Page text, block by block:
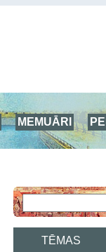
MEMUĀRI
TĒMAS